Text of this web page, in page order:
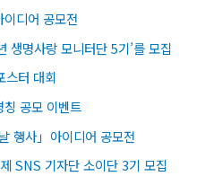
디어 공모전
생명사랑 모니터단 5기’를 모집
스터 대회
공모 이벤트
행사」아이디어 공모전
SNS 기자단 소이단 3기 모집